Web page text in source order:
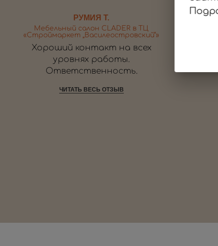
РУМИЯ Т.
Мебельный салон CLADER в ТЦ
«Строймаркет „Василеостровский“»
Хороший контакт на всех
уровнях работы.
Ответственность.
ЧИТАТЬ ВЕСЬ ОТЗЫВ